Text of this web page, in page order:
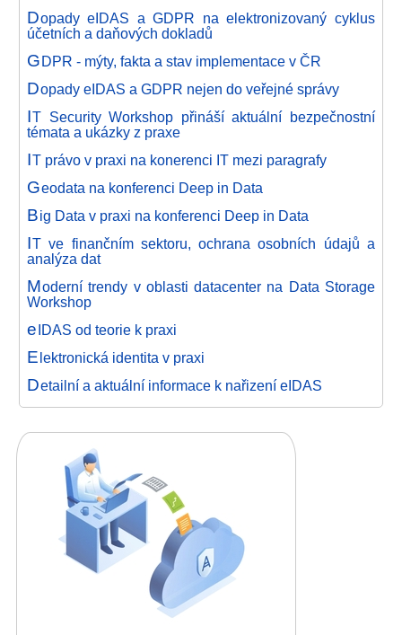
Dopady eIDAS a GDPR na elektronizovaný cyklus
účetních a daňových dokladů
GDPR - mýty, fakta a stav implementace v ČR
Dopady eIDAS a GDPR nejen do veřejné správy
IT Security Workshop přináší aktuální bezpečnostní
témata a ukázky z praxe
IT právo v praxi na konerenci IT mezi paragrafy
Geodata na konferenci Deep in Data
Big Data v praxi na konferenci Deep in Data
IT ve finančním sektoru, ochrana osobních údajů a
analýza dat
Moderní trendy v oblasti datacenter na Data Storage
Workshop
eIDAS od teorie k praxi
Elektronická identita v praxi
Detailní a aktuální informace k nařizení eIDAS